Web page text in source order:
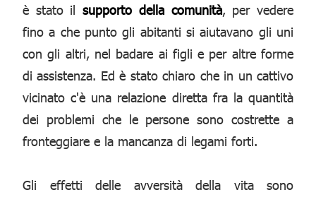
è stato ilsupporto della comunità, per vedere
fino a che punto gli abitanti si aiutavano gli uni
con gli altri, nel badare ai figli e per altre forme
di assistenza. Ed è stato chiaro che in un cattivo
vicinato c'è una relazione diretta fra la quantità
dei problemi che le persone sono costrette a
fronteggiare e la mancanza di legami forti.
Gli effetti delle avversità della vita sono